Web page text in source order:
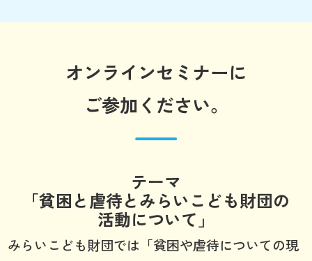
オンラインセミナーに
ご参加ください。
テーマ
「貧困と虐待とみらいこども財団の
活動について」
みらいこども財団では「貧困や虐待についての現